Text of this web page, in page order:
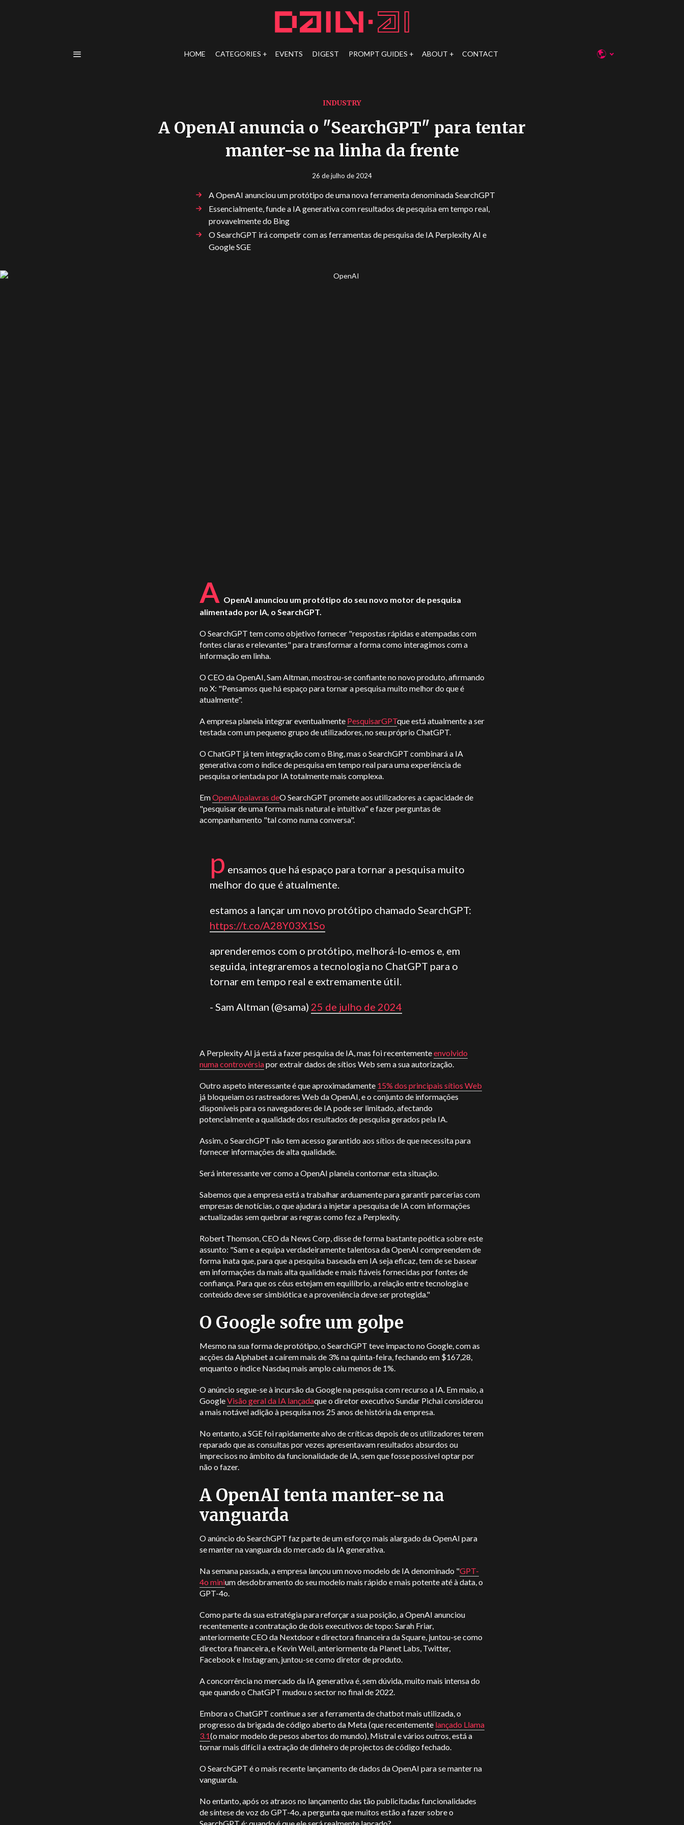
HOME CATEGORIES EVENTS DIGEST PROMPT GUIDES ABOUT CONTACT
INDUSTRY
A OpenAI anuncia o "SearchGPT" para tentar
manter-se na linha da frente
26 de julho de 2024
A OpenAI anunciou um protótipo de uma nova ferramenta denominada SearchGPT
Essencialmente, funde a IA generativa com resultados de pesquisa em tempo real,
provavelmente do Bing
O SearchGPT irá competir com as ferramentas de pesquisa de IA Perplexity AI e
Google SGE
A OpenAI anunciou um protótipo do seu novo motor de pesquisa
alimentado por IA, o SearchGPT.
O SearchGPT tem como objetivo fornecer "respostas rápidas e atempadas com
fontes claras e relevantes" para transformar a forma como interagimos com a
informação em linha.
O CEO da OpenAI, Sam Altman, mostrou-se confiante no novo produto, afirmando
no X: "Pensamos que há espaço para tornar a pesquisa muito melhor do que é
atualmente".
A empresa planeia integrar eventualmente PesquisarGPTque está atualmente a ser
testada com um pequeno grupo de utilizadores, no seu próprio ChatGPT.
O ChatGPT já tem integração com o Bing, mas o SearchGPT combinará a IA
generativa com o índice de pesquisa em tempo real para uma experiência de
pesquisa orientada por IA totalmente mais complexa.
EmOpenAIpalavras deO SearchGPT promete aos utilizadores a capacidade de
"pesquisar de uma forma mais natural e intuitiva" e fazer perguntas de
acompanhamento "tal como numa conversa".
p ensamos que há espaço para tornar a pesquisa muito
melhor do que é atualmente.
estamos a lançar um novo protótipo chamado SearchGPT:
https://t.co/A28Y03X1So
aprenderemos com o protótipo, melhorá-lo-emos e, em
seguida, integraremos a tecnologia no ChatGPT para o
tornar em tempo real e extremamente útil.
- Sam Altman (@sama) 25 de julho de 2024
A Perplexity AI já está a fazer pesquisa de IA, mas foi recentementeenvolvido
numa controvérsiapor extrair dados de sítios Web sem a sua autorização.
Outro aspeto interessante é que aproximadamente 15% dos principais sítios Web
já bloqueiam os rastreadores Web da OpenAI, e o conjunto de informações
disponíveis para os navegadores de IA pode ser limitado, afectando
potencialmente a qualidade dos resultados de pesquisa gerados pela IA.
Assim, o SearchGPT não tem acesso garantido aos sítios de que necessita para
fornecer informações de alta qualidade.
Será interessante ver como a OpenAI planeia contornar esta situação.
Sabemos que a empresa está a trabalhar arduamente para garantir parcerias com
empresas de notícias, o que ajudará a injetar a pesquisa de IA com informações
actualizadas sem quebraras regras como fez a Perplexity.
Robert Thomson, CEO da News Corp, disse de forma bastante poética sobre este
assunto: "Sam e a equipa verdadeiramente talentosa da OpenAI compreendem de
forma inata que, para que a pesquisa baseada em IA seja eficaz, tem de se basear
em informações da mais alta qualidade e mais fiáveis fornecidas por fontes de
confiança. Para que os céus estejam em equilíbrio, a relação entre tecnologia e
conteúdo deve ser simbiótica e a proveniência deve ser protegida."
O Google sofre um golpe
Mesmo na sua forma de protótipo, o SearchGPT teve impacto no Google, com as
acções da Alphabet a caírem mais de 3% na quinta-feira, fechando em $167,28,
enquanto o índice Nasdaq mais amplo caiu menos de 1%.
O anúncio segue-se à incursão da Google na pesquisa com recurso a IA. Em maio, a
GoogleVisão geral da IA lançadaque o diretor executivo Sundar Pichai considerou
a mais notável adição à pesquisa nos 25 anos de história da empresa.
No entanto, a SGE foi rapidamente alvo de críticas depois de os utilizadores terem
reparado que as consultas por vezes apresentavam resultados absurdos ou
imprecisos no âmbito da funcionalidade de IA, sem que fosse possível optar por
não o fazer.
A OpenAI tenta manter-se na
vanguarda
O anúncio do SearchGPT faz parte de um esforço mais alargado da OpenAI para
se manter na vanguarda do mercado da IA generativa.
Na semana passada, a empresa lançou um novo modelo de IA denominado "GPT-
4o minium desdobramento do seu modelo mais rápido e mais potente até à data, o
GPT-4o.
Como parte da sua estratégia para reforçar a sua posição, a OpenAI anunciou
recentemente a contratação de dois executivos de topo: Sarah Friar,
anteriormente CEO da Nextdoor e directora financeira da Square, juntou-se como
directora financeira, e Kevin Weil, anteriormente da Planet Labs, Twitter,
Facebook e Instagram, juntou-se como diretor de produto.
A concorrência no mercado da IA generativa é, sem dúvida, muito mais intensa do
que quando o ChatGPT mudou o sector no final de 2022.
Embora o ChatGPT continue a ser a ferramenta de chatbot mais utilizada, o
progresso da brigada de código aberto da Meta (que recentemente lançado Llama
3.1(o maior modelo de pesos abertos do mundo), Mistral e vários outros, está a
tornar mais difícil a extração de dinheiro de projectos de código fechado.
O SearchGPT é o mais recente lançamento de dados da OpenAI para se manter na
vanguarda.
No entanto, após os atrasos no lançamento das tão publicitadas funcionalidades
de síntese de voz do GPT-4o, a pergunta que muitos estão a fazer sobre o